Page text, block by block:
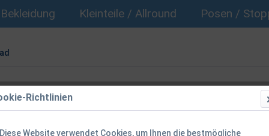
Bekleidung Kleinteile / Allround Posen /
Farben
Richtlinien
Diese Website verwendet Cookies, um Ihnen die bestmögliche